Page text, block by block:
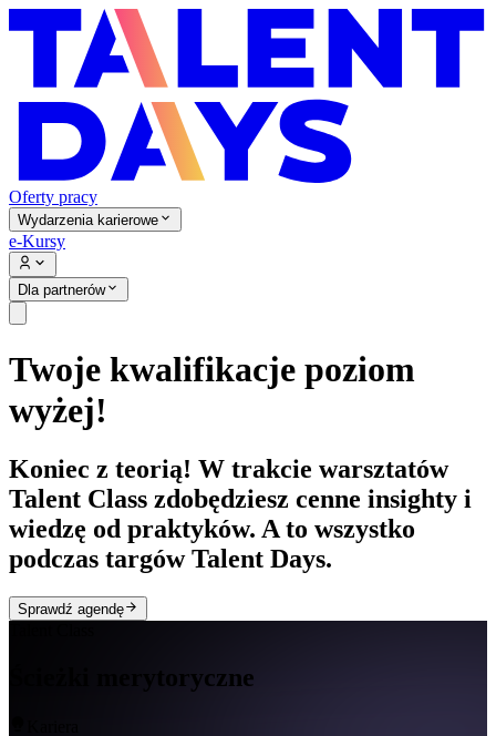
Oferty pracy
Wydarzenia karierowe
e-Kursy
Dla partnerów
Twoje kwalifikacje poziom
wyżej!
Koniec z teorią! W trakcie warsztatów
Talent Class zdobędziesz cenne insighty i
wiedzę od praktyków. A to wszystko
podczas targów Talent Days.
Sprawdź agendę
Ścieżki merytoryczne